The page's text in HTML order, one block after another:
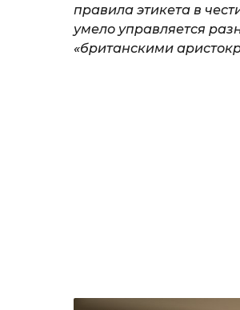
правила этикета в
умело управляется
«британскими